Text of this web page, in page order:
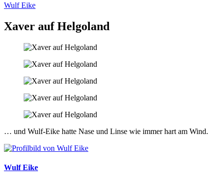
Wulf Eike
Xaver auf Helgoland
… und Wulf-Eike hatte Nase und Linse wie immer hart am Wind.
Wulf Eike